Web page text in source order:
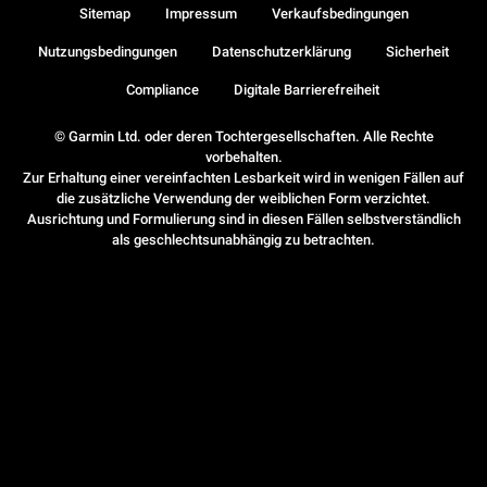
© Garmin Ltd. oder deren Tochtergesellschaften. Alle Rechte
vorbehalten.
Zur Erhaltung einer vereinfachten Lesbarkeit wird in wenigen Fällen auf
die zusätzliche Verwendung der weiblichen Form verzichtet.
Ausrichtung und Formulierung sind in diesen Fällen selbstverständlich
als geschlechtsunabhängig zu betrachten.
Sitemap Impressum Verkaufsbedingungen
Nutzungsbedingungen Datenschutzerklärung Sicherheit
Compliance Digitale Barrierefreiheit